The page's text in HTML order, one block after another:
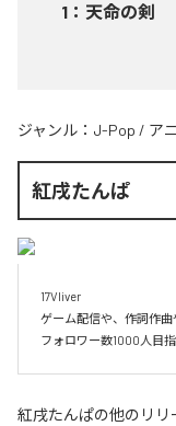
1 ： 天命の剣
ジャンル： J-Pop / ア
紅戌たんぱ
17Vliver
ゲーム配信や、作詞作曲
フォロワー数1000人目指
紅戌たんぱの他のリリ